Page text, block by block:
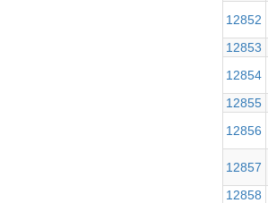
12852
12853
12854
12855
12856
12857
12858